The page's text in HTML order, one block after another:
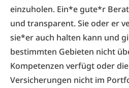
einzuholen. Ein*e gute*r
und transparent. Sie oder er
sie*er auch halten kann und
bestimmten Gebieten nicht
Kompetenzen verfügt oder
Versicherungen nicht im